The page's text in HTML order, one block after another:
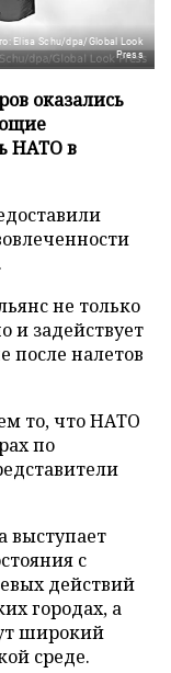
Elisa Schu/dpa/Global Look
Press
оказались
НАТО в
.
не только
и задействует
после налетов
то, что НАТО
по
выступает
с
действий
городах, а
широкий
среде.